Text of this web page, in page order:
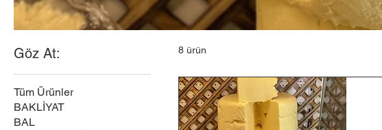
Göz At:
Tüm Ürünler
BAKLİYAT
BAL
8 ürün